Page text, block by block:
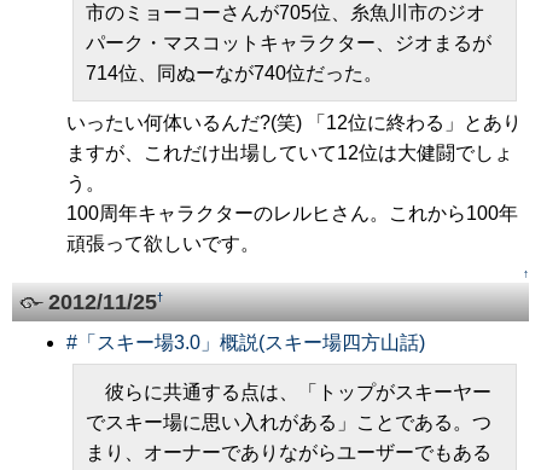
市のミョーコーさんが705位、糸魚川市のジオ
パーク・マスコットキャラクター、ジオまるが
714位、同ぬーなが740位だった。
いったい何体いるんだ?(笑) 「12位に終わる」とあり
ますが、これだけ出場していて12位は大健闘でしょ
う。
100周年キャラクターのレルヒさん。これから100年
頑張って欲しいです。
↑
2012/11/25†
# 「スキー場3.0」概説(スキー場四方山話)
彼らに共通する点は、「トップがスキーヤー
でスキー場に思い入れがある」ことである。つ
まり、オーナーでありながらユーザーでもある